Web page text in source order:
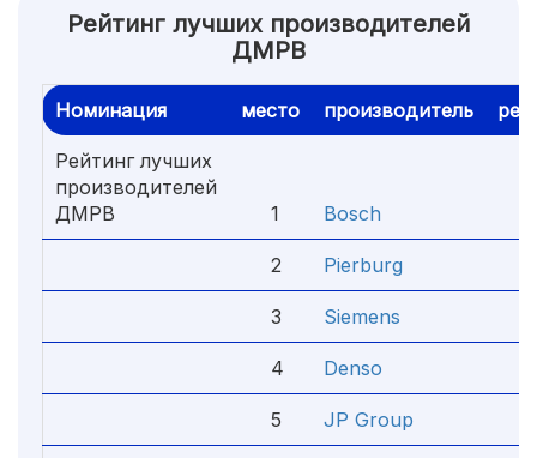
Рейтинг лучших производителей
ДМРВ
Номинация место производитель
Рейтинг лучших
производителей
ДМРВ
1 Bosch
2 Pierburg
3 Siemens
4 Denso
5 JP Group